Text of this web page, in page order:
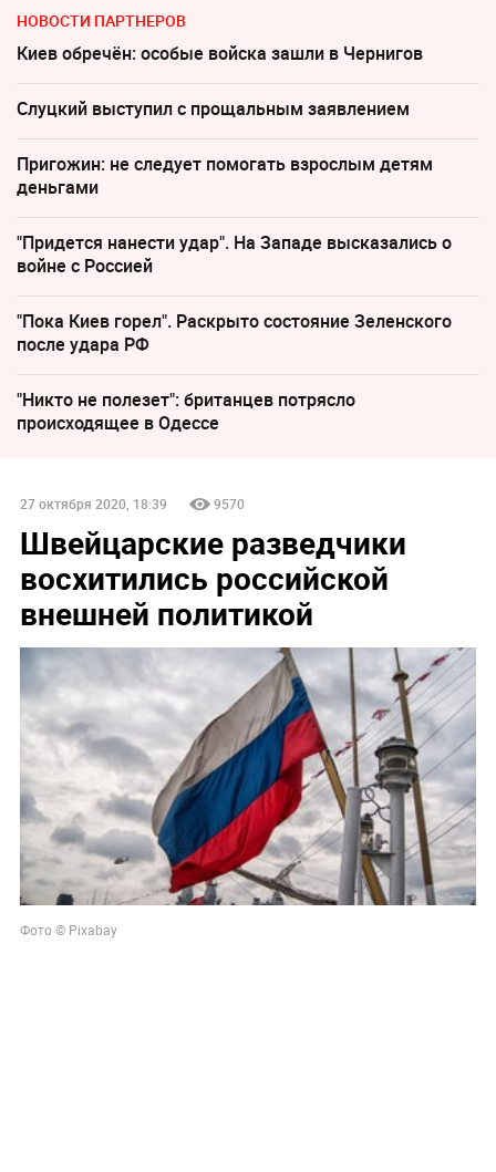
НОВОСТИ ПАРТНЕРОВ
Киев обречён: особые войска зашли в Чернигов
Слуцкий выступил с прощальным заявлением
Пригожин: не следует помогать взрослым детям
деньгами
"Придется нанести удар". На Западе высказались о
войне с Россией
"Пока Киев горел". Раскрыто состояние Зеленского
после удара РФ
"Никто не полезет": британцев потрясло
происходящее в Одессе
27 октября 2020, 18:39 9570
Швейцарские разведчики
восхитились российской
внешней политикой
Фото © Pixabay